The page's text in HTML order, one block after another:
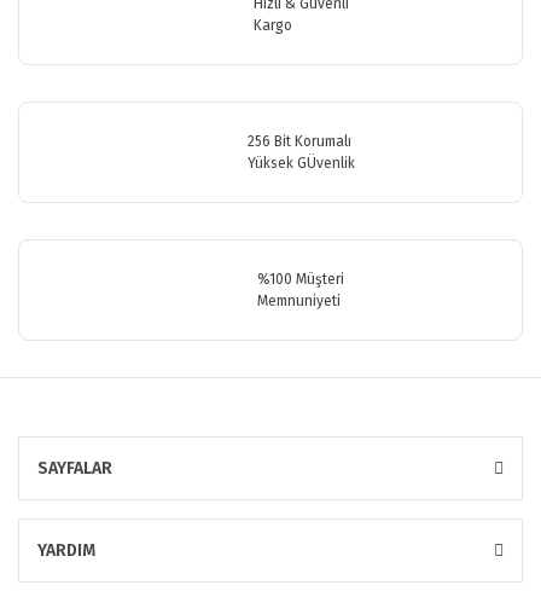
Ürün fiyatı diğer sitelerden daha pahalı.
Kargo
256 Bit Korumalı
Yüksek GÜvenlik
%100 Müşteri
Memnuniyeti
SAYFALAR
YARDIM